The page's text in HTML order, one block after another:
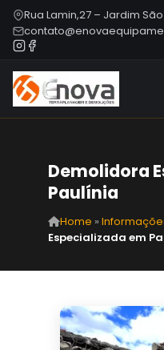
Rua Lamin,27 – Jardim
Demolidora
Paulínia
Home »
Especializada em